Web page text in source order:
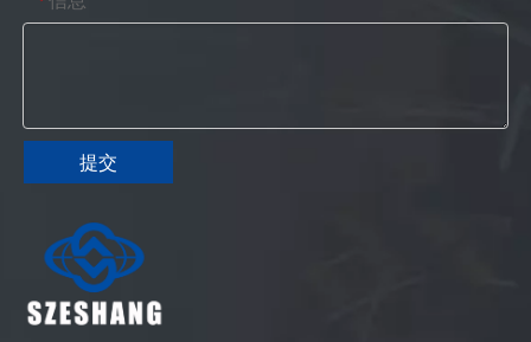
提交